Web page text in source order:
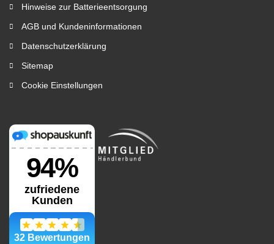
Hinweise zur Batterieentsorgung
AGB und Kundeninformationen
Datenschutzerklärung
Sitemap
Cookie Einstellungen